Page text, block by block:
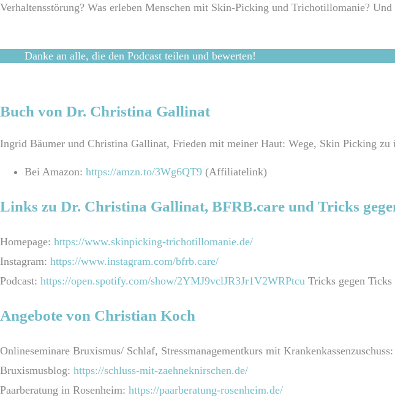
Verhaltensstörung? Was erleben Menschen mit Skin-Picking und Trichotillomanie?
Danke an alle, die den Podcast teilen und bewerten!
Buch von Dr. Christina Gallinat
Ingrid Bäumer und Christina Gallinat, Frieden mit meiner Haut: Wege, Skin Picking zu
Bei Amazon: https://amzn.to/3Wg6QT9 (Affiliatelink)
Links zu Dr. Christina Gallinat, BFRB.care und Tricks
Homepage: https://www.skinpicking-trichotillomanie.de/
Instagram: https://www.instagram.com/bfrb.care/
Podcast: https://open.spotify.com/show/2YMJ9vclJR3Jr1V2WRPtcu Tricks gegen
Angebote von Christian Koch
Onlineseminare Bruxismus/ Schlaf, Stressmanagementkurs mit Krankenkassenzuschuss:
Bruxismusblog: https://schluss-mit-zaehneknirschen.de/
Paarberatung in Rosenheim: https://paarberatung-rosenheim.de/